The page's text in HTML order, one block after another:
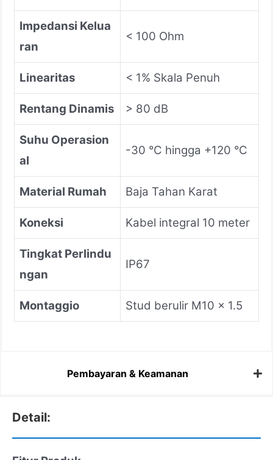
Impedansi Kelua
ran
< 100 Ohm
Linearitas < 1% Skala Penuh
Rentang Dinamis > 80 dB
Suhu Operasion
al
-30 °C hingga +120 °C
Material Rumah Baja Tahan Karat
Koneksi Kabel integral 10 meter
Tingkat Perlindu
ngan
IP67
Montaggio Stud berulir M10 x 1.5
Pembayaran & Keamanan
Detail: